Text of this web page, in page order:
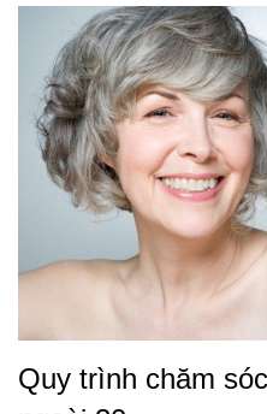
Quy trình chăm